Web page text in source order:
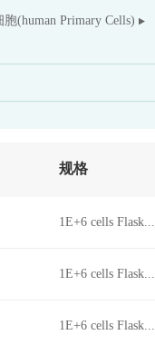
(human Primary Cells)
规格
1E+6 cells Flask...
1E+6 cells Flask...
1E+6 cells Flask...